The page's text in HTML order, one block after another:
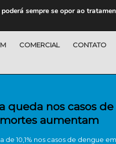
COMERCIAL CONTATO
queda nos casos de
aumentam
de 10,1% nos casos de dengue em
sempre se opor ao